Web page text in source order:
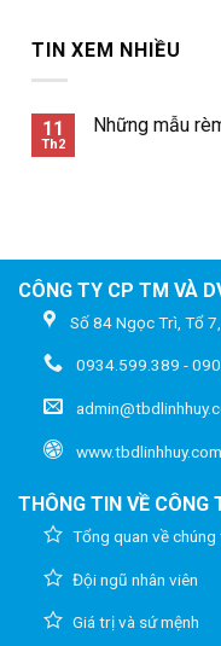
TIN XEM NHIỀU
11
Th2
Những mẫu
CÔNG TY CP TM VÀ
Số 84 Ngọc Trì, Tổ
0934.599.389 -
www.tbdlinhhuy.com
THÔNG TIN VỀ CÔNG
Tổng quan về chúng
Đội ngũ nhân viên
Giá trị và sứ mệnh